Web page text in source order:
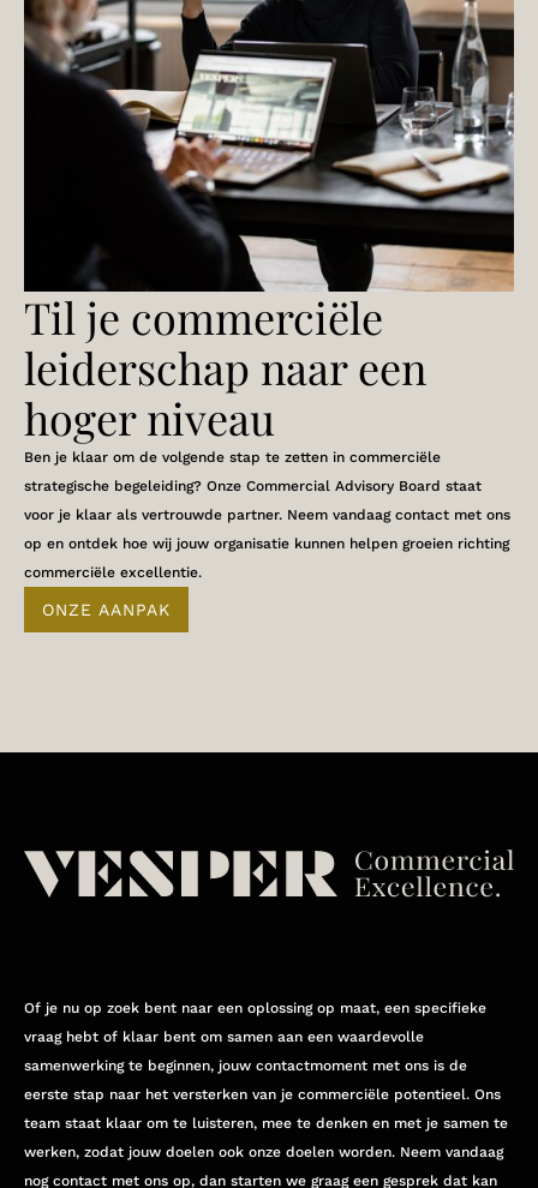
Til je commerciële
leiderschap naar een
hoger niveau
Ben je klaar om de volgende stap te zetten in commerciële
strategische begeleiding? Onze Commercial Advisory Board staat
voor je klaar als vertrouwde partner. Neem vandaag contact met ons
op en ontdek hoe wij jouw organisatie kunnen helpen groeien richting
commerciële excellentie.
ONZE AANPAK
Of je nu op zoek bent naar een oplossing op maat, een specifieke
vraag hebt of klaar bent om samen aan een waardevolle
samenwerking te beginnen, jouw contactmoment met ons is de
eerste stap naar het versterken van je commerciële potentieel. Ons
team staat klaar om te luisteren, mee te denken en met je samen te
werken, zodat jouw doelen ook onze doelen worden. Neem vandaag
nog contact met ons op, dan starten we graag een gesprek dat kan